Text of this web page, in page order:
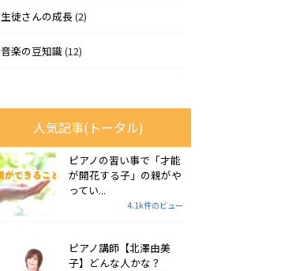
生徒さんの成長(2)
音楽の豆知識(12)
人気記事(トータル)
ピアノの習い事で「才能
が開花する子」の親がや
ってい...
4.1k件のビュー
ピアノ講師【北澤由美
子】どんな人かな？